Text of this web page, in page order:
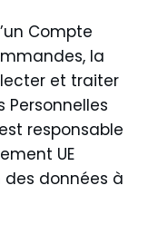
Compte
la
et traiter
responsable
UE
données à